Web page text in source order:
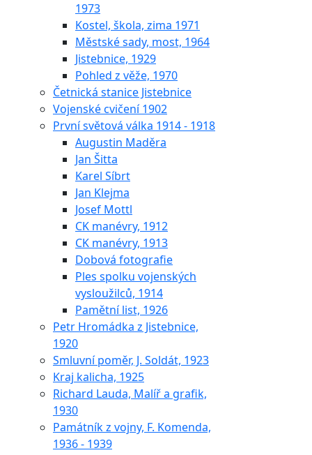
1973
Kostel, škola, zima 1971
Městské sady, most, 1964
Jistebnice, 1929
Pohled z věže, 1970
Četnická stanice Jistebnice
Vojenské cvičení 1902
První světová válka 1914 - 1918
Augustin Maděra
Jan Šitta
Karel Síbrt
Jan Klejma
Josef Mottl
CK manévry, 1912
CK manévry, 1913
Dobová fotografie
Ples spolku vojenských
vysloužilců, 1914
Pamětní list, 1926
Petr Hromádka z Jistebnice,
1920
Smluvní poměr, J. Soldát, 1923
Kraj kalicha, 1925
Richard Lauda, Malíř a grafik,
1930
Památník z vojny, F. Komenda,
1936 - 1939